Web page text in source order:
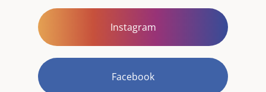
Instagram
Facebook